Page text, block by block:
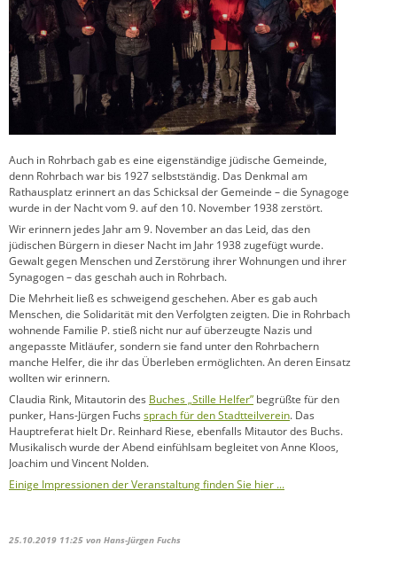
Auch in Rohrbach gab es eine eigenständige jüdische Gemeinde,
denn Rohrbach war bis 1927 selbstständig. Das Denkmal am
Rathausplatz erinnert an das Schicksal der Gemeinde – die Synagoge
wurde in der Nacht vom 9. auf den 10. November 1938 zerstört.
Wir erinnern jedes Jahr am 9. November an das Leid, das den
jüdischen Bürgern in dieser Nacht im Jahr 1938 zugefügt wurde.
Gewalt gegen Menschen und Zerstörung ihrer Wohnungen und ihrer
Synagogen – das geschah auch in Rohrbach.
Die Mehrheit ließ es schweigend geschehen. Aber es gab auch
Menschen, die Solidarität mit den Verfolgten zeigten. Die in Rohrbach
wohnende Familie P. stieß nicht nur auf überzeugte Nazis und
angepasste Mitläufer, sondern sie fand unter den Rohrbachern
manche Helfer, die ihr das Überleben ermöglichten. An deren Einsatz
wollten wir erinnern.
Claudia Rink, Mitautorin des Buches „Stille Helfer” begrüßte für den
punker, Hans-Jürgen Fuchs sprach für den Stadtteilverein. Das
Hauptreferat hielt Dr. Reinhard Riese, ebenfalls Mitautor des Buchs.
Musikalisch wurde der Abend einfühlsam begleitet von Anne Kloos,
Joachim und Vincent Nolden.
Einige Impressionen der Veranstaltung finden Sie hier ...
25.10.2019 11:25 von Hans-Jürgen Fuchs